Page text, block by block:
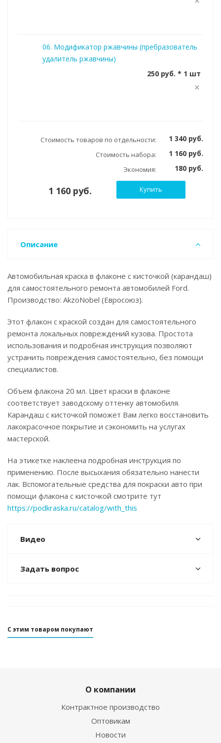
06. Модификатор ржавчины (пребразователь
удалитель ржавчины)
250 руб. * 1 шт
Стоимость товаров по отдельности: 1 340 руб.
Стоимость набора: 1 160 руб.
Экономия: 180 руб.
1 160 руб. Купить
Описание
Автомобильная краска в флаконе с кисточкой (карандаш)
для самостоятельного ремонта автомобилей Ford.
Производство: AkzoNobel (Евросоюз).
Этот флакон с краской создан для самостоятельного
ремонта локальных повреждений кузова. Простота
использования и подробная инструкция позволяют
устранить повреждения самостоятельно, без помощи
специалистов.
Объем флакона 20 мл. Цвет краски в флаконе
соответствует заводскому оттенку автомобиля.
Карандаш с кисточкой поможет Вам легко восстановить
лакокрасочное покрытие и сэкономить на услугах
мастерской.
На этикетке наклеена подробная инструкция по
применению. После высыхания обязательно нанести
лак. Вспомогательные средства для покраски авто при
помощи флакона с кисточкой смотрите тут
https://podkraska.ru/catalog/with_this
Видео
Задать вопрос
С этим товаром покупают
О компании
Контрактное производство
Оптовикам
Новости